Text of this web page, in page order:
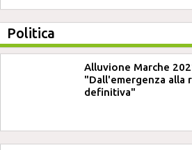
Politica
Alluvione Marche
"Dall'emergenza alla
definitiva"